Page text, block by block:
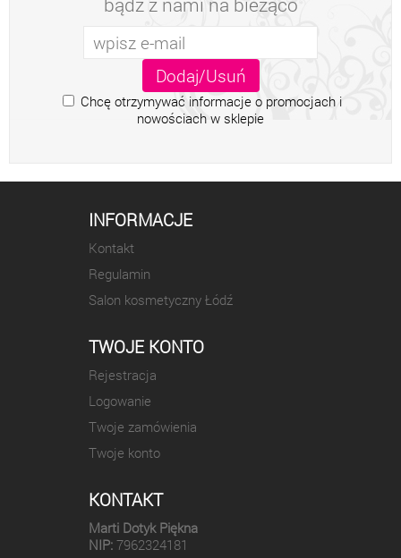
Chcę otrzymywać informacje o promocjach i
nowościach w sklepie
INFORMACJE
Kontakt
Regulamin
Salon kosmetyczny Łódź
TWOJE KONTO
Rejestracja
Logowanie
Twoje zamówienia
Twoje konto
KONTAKT
Marti Dotyk Piękna
NIP: 7962324181